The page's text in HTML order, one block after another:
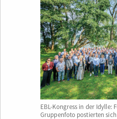
EBL-Kongress in der Idylle:
Gruppenfoto postierten